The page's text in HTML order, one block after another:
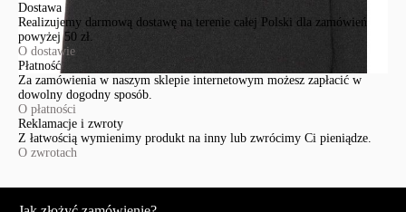
Dostawa
Realizujemy darmową dostawę na terenie całej Polski dla zamówień
powyżej 50 zł.
O dostawie
Płatność
Za zamówienia w naszym sklepie internetowym możesz zapłacić w
dowolny dogodny sposób.
O płatności
Reklamacje i zwroty
Z łatwością wymienimy produkt na inny lub zwrócimy Ci pieniądze.
O zwrotach